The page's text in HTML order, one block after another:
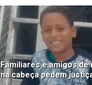
Familiares e amigos de
na cabeça pedem